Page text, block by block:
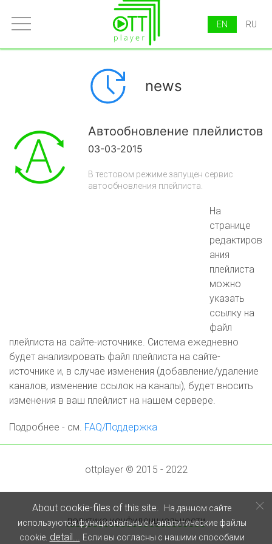
EN RU
news
Автообновление плейлистов
03-03-2015
В тестовом режиме запущен сервис
автообновления плейлиста.
На
странице
редактиров
ания
плейлиста
можно
указать
ссылку на
файл
плейлиста на сайте-источнике. Система ежедневно
будет анализировать файл плейлиста на сайте-
источнике и, в случае изменения (добавление/удаление
каналов, изменение ссылок на каналы), будет вносить
изменения в ваш плейлист на нашем сервере.
Подробнее - см. FAQ/Поддержка
ottplayer © 2015 - 2022
политика конфиденциальности
About cookie-files of this site.
На данном сайте
используются функциональные и аналитические файлы
cookie. detail... Если вы согласны с нашими способами